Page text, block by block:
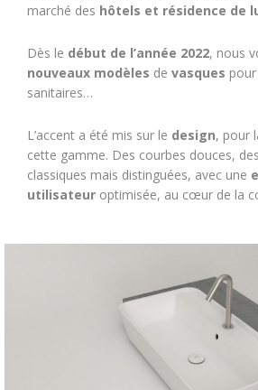
marché des hôtels et résidence de
Dès le début de l’année 2022, nous
nouveaux modèles de vasques
sanitaires…
L’accent a été mis sur le design, pour
cette gamme. Des courbes douces,
classiques mais distinguées, avec une
utilisateur optimisée, au cœur de la